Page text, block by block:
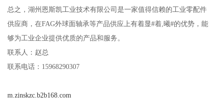
总之，湖州恩斯凯工业技术有限公司是一家值得信赖的工业零配件
供应商，在FAG外球面轴承等产品供应上有着显#着,曦#的优势，能
够为工业企业提供优质的产品和服务。
联系人：赵总
联系电话：15968290307
m.zjnskzc.b2b168.com